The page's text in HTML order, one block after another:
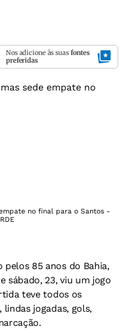
Nos adicione às suas fontes
preferidas
no final para o Santos -
85 anos do Bahia,
sábado, 23, viu um jogo
teve todos os
jogadas, gols,